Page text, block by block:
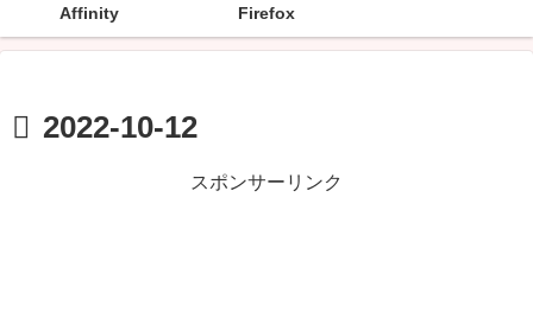
Affinity Firefox
2022-10-12
スポンサーリンク